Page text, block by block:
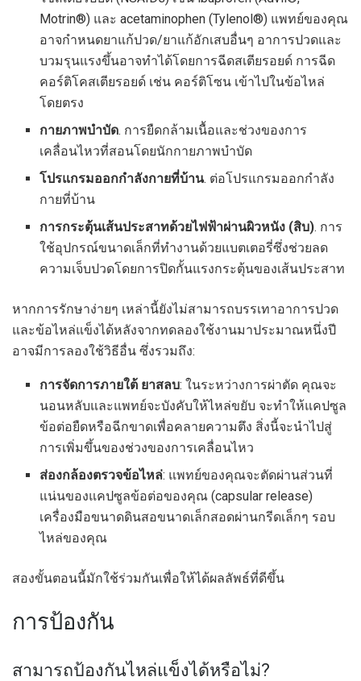
Motrin®) และ acetaminophen (Tylenol®) แพทย์ของคุณ
อาจกำหนดยาแก้ปวด/ยาแก้อักเสบอื่นๆ อาการปวดและ
บวมรุนแรงขึ้นอาจทำได้โดยการฉีดสเตียรอยด์ การฉีด
คอร์ติโคสเตียรอยด์ เช่น คอร์ติโซน เข้าไปในข้อไหล่
โดยตรง
กายภาพบำบัด. การยืดกล้ามเนื้อและช่วงของการ
เคลื่อนไหวที่สอนโดยนักกายภาพบำบัด
โปรแกรมออกกำลังกายที่บ้าน. ต่อโปรแกรมออกกำลัง
กายที่บ้าน
การกระตุ้นเส้นประสาทด้วยไฟฟ้าผ่านผิวหนัง (สิบ). การ
ใช้อุปกรณ์ขนาดเล็กที่ทำงานด้วยแบตเตอรี่ซึ่งช่วยลด
ความเจ็บปวดโดยการปิดกั้นแรงกระตุ้นของเส้นประสาท
หากการรักษาง่ายๆ เหล่านี้ยังไม่สามารถบรรเทาอาการปวด
และข้อไหล่แข็งได้หลังจากทดลองใช้งานมาประมาณหนึ่งปี
อาจมีการลองใช้วิธีอื่น ซึ่งรวมถึง:
การจัดการภายใต้ ยาสลบ: ในระหว่างการผ่าตัด คุณจะ
นอนหลับและแพทย์จะบังคับให้ไหล่ขยับ จะทำให้แคปซูล
ข้อต่อยืดหรือฉีกขาดเพื่อคลายความตึง สิ่งนี้จะนำไปสู่
การเพิ่มขึ้นของช่วงของการเคลื่อนไหว
ส่องกล้องตรวจข้อไหล่: แพทย์ของคุณจะตัดผ่านส่วนที่
แน่นของแคปซูลข้อต่อของคุณ (capsular release)
เครื่องมือขนาดดินสอขนาดเล็กสอดผ่านกรีดเล็กๆ รอบ
ไหล่ของคุณ
สองขั้นตอนนี้มักใช้ร่วมกันเพื่อให้ได้ผลลัพธ์ที่ดีขึ้น
การป้องกัน
สามารถป้องกันไหล่แข็งได้หรือไม่?